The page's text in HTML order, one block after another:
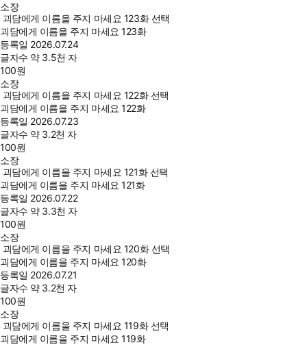
소장
괴담에게 이름을 주지 마세요 123화 선택
괴담에게 이름을 주지 마세요 123화
등록일 2026.07.24
글자수 약 3.5천 자
100원
소장
괴담에게 이름을 주지 마세요 122화 선택
괴담에게 이름을 주지 마세요 122화
등록일 2026.07.23
글자수 약 3.2천 자
100원
소장
괴담에게 이름을 주지 마세요 121화 선택
괴담에게 이름을 주지 마세요 121화
등록일 2026.07.22
글자수 약 3.3천 자
100원
소장
괴담에게 이름을 주지 마세요 120화 선택
괴담에게 이름을 주지 마세요 120화
등록일 2026.07.21
글자수 약 3.2천 자
100원
소장
괴담에게 이름을 주지 마세요 119화 선택
괴담에게 이름을 주지 마세요 119화